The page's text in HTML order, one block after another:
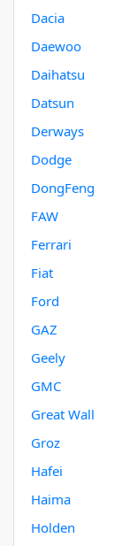
Dacia
Daewoo
Daihatsu
Datsun
Derways
Dodge
DongFeng
FAW
Ferrari
Fiat
Ford
GAZ
Geely
GMC
Great Wall
Groz
Hafei
Haima
Holden